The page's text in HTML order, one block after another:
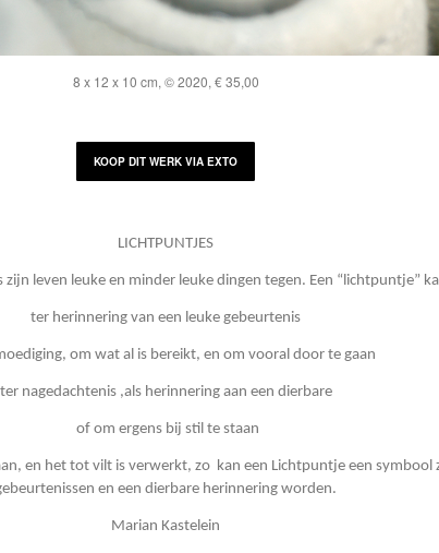
8 x 12 x 10 cm, © 2020, € 35,00
KOOP DIT WERK VIA EXTO
LICHTPUNTJES
leven leuke en minder leuke dingen tegen. Een “lichtpuntje”
ter herinnering van een leuke gebeurtenis
om wat al is bereikt, en om vooral door te gaan
ter nagedachtenis ,als herinnering aan een dierbare
of om ergens bij stil te staan
en het tot vilt is verwerkt, zo kan een Lichtpuntje een
en een dierbare herinnering worden.
Marian Kastelein